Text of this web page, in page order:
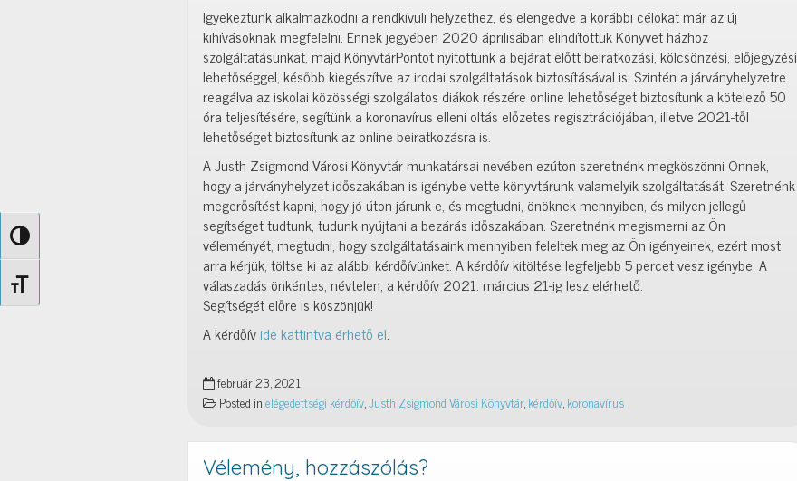
Nagy kontraszt váltása
Betűméret váltása
Igyekeztünk alkalmazkodni a rendkívüli helyzethez, és elengedve a korábbi célokat már az új
kihívásoknak megfelelni. Ennek jegyében 2020 áprilisában elindítottuk Könyvet házhoz
szolgáltatásunkat, majd KönyvtárPontot nyitottunk a bejárat előtt beiratkozási, kölcsönzési, előjegyzési
lehetőséggel, később kiegészítve az irodai szolgáltatások biztosításával is. Szintén a járványhelyzetre
reagálva az iskolai közösségi szolgálatos diákok részére online lehetőséget biztosítunk a kötelező 50
óra teljesítésére, segítünk a koronavírus elleni oltás előzetes regisztrációjában, illetve 2021-től
lehetőséget biztosítunk az online beiratkozásra is.
A Justh Zsigmond Városi Könyvtár munkatársai nevében ezúton szeretnénk megköszönni Önnek,
hogy a járványhelyzet időszakában is igénybe vette könyvtárunk valamelyik szolgáltatását. Szeretnénk
megerősítést kapni, hogy jó úton járunk-e, és megtudni, önöknek mennyiben, és milyen jellegű
segítséget tudtunk, tudunk nyújtani a bezárás időszakában. Szeretnénk megismerni az Ön
véleményét, megtudni, hogy szolgáltatásaink mennyiben feleltek meg az Ön igényeinek, ezért most
arra kérjük, töltse ki az alábbi kérdőívünket. A kérdőív kitöltése legfeljebb 5 percet vesz igénybe. A
válaszadás önkéntes, névtelen, a kérdőív 2021. március 21-ig lesz elérhető.
Segítségét előre is köszönjük!
A kérdőívide kattintva érhető el.
február 23, 2021
Posted inelégedettségi kérdőív,Justh Zsigmond Városi Könyvtár,kérdőív,koronavírus
Vélemény, hozzászólás?